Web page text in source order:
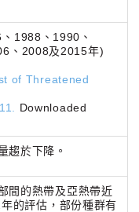
1988、1990、
、2008及2015年)
of Threatened
Downloaded
趨於下降。
間的熱帶及亞熱帶近
的評估，部份種群有